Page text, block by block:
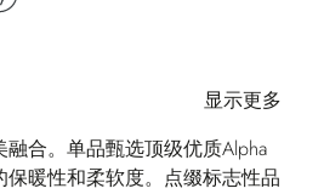
显示更多
合。单品甄选顶级优质Alpha
暖性和柔软度。点缀标志性品